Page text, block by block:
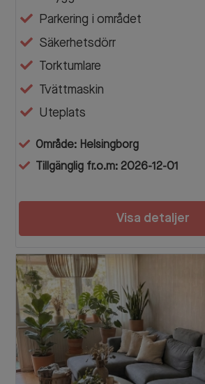
Parkering i området
Säkerhetsdörr
Torktumlare
Tvättmaskin
Uteplats
Område: Helsingborg
Tillgänglig fr.o.m: 2026-12-01
Visa detaljer